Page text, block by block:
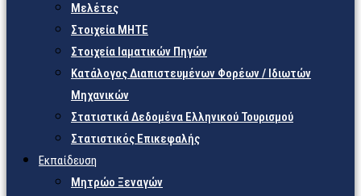
Μελέτες
Στοιχεία ΜΗΤΕ
Στοιχεία Ιαματικών Πηγών
Κατάλογος Διαπιστευμένων Φορέων / Ιδιωτών
Μηχανικών
Στατιστικά Δεδομένα Ελληνικού Τουρισμού
Στατιστικός Επικεφαλής
Εκπαίδευση
Μητρώο Ξεναγών